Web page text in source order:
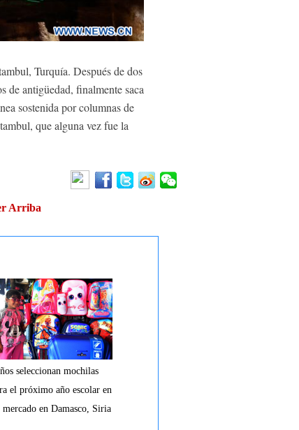
Turquía. Después de dos
de antigüedad, finalmente saca
sostenida por columnas de
que alguna vez fue la
Arriba
seleccionan mochilas
el próximo año escolar en
mercado en Damasco, Siria